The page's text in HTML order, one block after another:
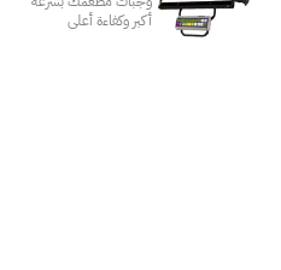
أكبر وكفاءة أعلى